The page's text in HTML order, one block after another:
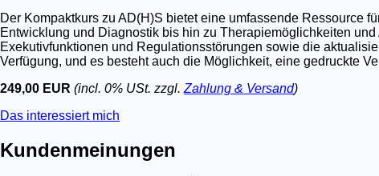
Der Kompaktkurs zu AD(H)S bietet eine umfassende Ressource
Entwicklung und Diagnostik bis hin zu Therapiemöglichkeiten
Exekutivfunktionen und Regulationsstörungen sowie die
Verfügung, und es besteht auch die Möglichkeit, eine gedruckte
249,00 EUR (incl. 0% USt. zzgl. Zahlung & Versand)
Das interessiert mich
Kundenmeinungen